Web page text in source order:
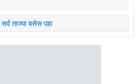
सर्व ताज्या बसेस पहा